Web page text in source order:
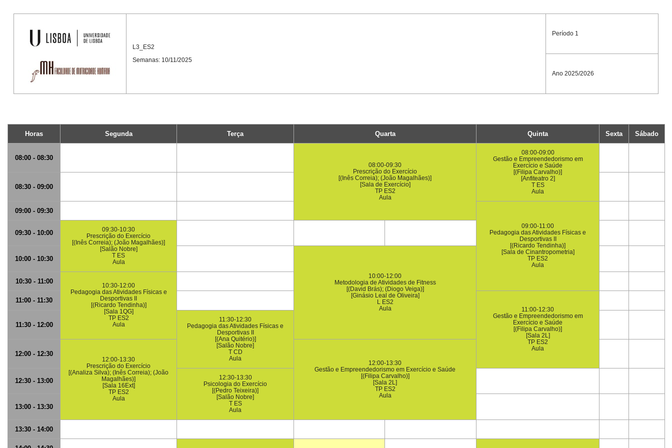
L3_ES2
Semanas: 10/11/2025
Período 1
Ano 2025/2026
Horas Segunda Terça Quarta Quinta Sexta Sábado
08:00 - 08:30
08:00-09:30
Prescrição do Exercício
[(Inês Correia); (João Magalhães)]
[Sala de Exercício]
TP ES2
Aula
08:00-09:00
Gestão e Empreendedorismo em
Exercício e Saúde
[(Filipa Carvalho)]
[Anfiteatro 2]
T ES
Aula
08:30 - 09:00
09:00 - 09:30
09:00-11:00
Pedagogia das Atividades Físicas e
Desportivas II
[(Ricardo Tendinha)]
[Sala de Cinantropometria]
TP ES2
Aula
09:30 - 10:00
09:30-10:30
Prescrição do Exercício
[(Inês Correia); (João Magalhães)]
[Salão Nobre]
T ES
Aula
10:00 - 10:30
10:00-12:00
Metodologia de Atividades de Fitness
[(David Brás); (Diogo Veiga)]
[Ginásio Leal de Oliveira]
L ES2
Aula
10:30 - 11:00
10:30-12:00
Pedagogia das Atividades Físicas e
Desportivas II
[(Ricardo Tendinha)]
[Sala 1QG]
TP ES2
Aula
11:00 - 11:30
11:00-12:30
Gestão e Empreendedorismo em
Exercício e Saúde
[(Filipa Carvalho)]
[Sala 2L]
TP ES2
Aula
11:30 - 12:00
11:30-12:30
Pedagogia das Atividades Físicas e
Desportivas II
[(Ana Quitério)]
[Salão Nobre]
T CD
Aula
12:00 - 12:30
12:00-13:30
Prescrição do Exercício
[(Analiza Silva); (Inês Correia); (João
Magalhães)]
[Sala 16Ext]
TP ES2
Aula
12:00-13:30
Gestão e Empreendedorismo em Exercício e Saúde
[(Filipa Carvalho)]
[Sala 2L]
TP ES2
Aula
12:30 - 13:00
12:30-13:30
Psicologia do Exercício
[(Pedro Teixeira)]
[Salão Nobre]
T ES
Aula
13:00 - 13:30
13:30 - 14:00